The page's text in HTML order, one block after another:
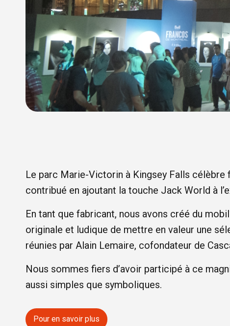
Le parc Marie-Victorin à Kingsey Falls célèbre
contribué en ajoutant la touche Jack World à
En tant que fabricant, nous avons créé du
originale et ludique de mettre en valeur une
réunies par Alain Lemaire, cofondateur de
Nous sommes fiers d’avoir participé à ce
aussi simples que symboliques.
Pour en savoir plus